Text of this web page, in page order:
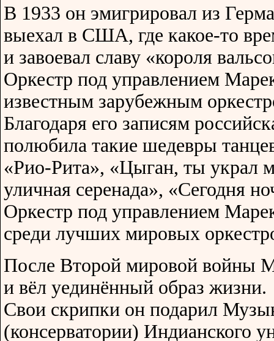
В 1933 он эмигрировал из
выехал в США, где какое-то
и завоевал славу «короля
Оркестр под управлением
известным зарубежным
Благодаря его записям
полюбила такие шедевры
«Рио-Рита», «Цыган, ты украл
уличная серенада», «Сегодня
Оркестр под управлением
среди лучших мировых
После Второй мировой войны
и вёл уединённый образ жизни.
Свои скрипки он подарил
(консерватории) Индианского